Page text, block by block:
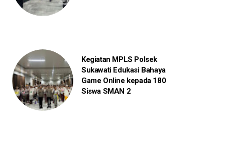
Kegiatan MPLS Polsek
Sukawati Edukasi Bahaya
Game Online kepada 180
Siswa SMAN 2